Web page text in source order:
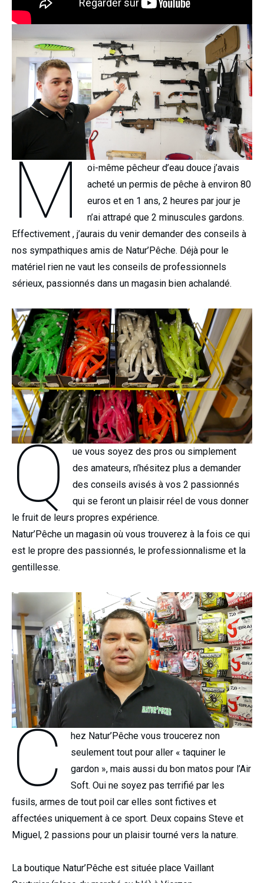
M
oi-même pêcheur d’eau douce j’avais
acheté un permis de pêche à environ 80
euros et en 1 ans, 2 heures par jour je
n’ai attrapé que 2 minuscules gardons.
Effectivement , j’aurais du venir demander des conseils à
nos sympathiques amis de Natur’Pêche. Déjà pour le
matériel rien ne vaut les conseils de professionnels
sérieux, passionnés dans un magasin bien achalandé.
Q
ue vous soyez des pros ou simplement
des amateurs, n’hésitez plus a demander
des conseils avisés à vos 2 passionnés
qui se feront un plaisir réel de vous donner
le fruit de leurs propres expérience.
Natur’Pêche un magasin où vous trouverez à la fois ce qui
est le propre des passionnés, le professionnalisme et la
gentillesse.
C
hez Natur’Pêche vous troucerez non
seulement tout pour aller « taquiner le
gardon », mais aussi du bon matos pour l’Air
Soft. Oui ne soyez pas terrifié par les
fusils, armes de tout poil car elles sont fictives et
affectées uniquement à ce sport. Deux copains Steve et
Miguel, 2 passions pour un plaisir tourné vers la nature.
La boutique Natur’Pêche est située place Vaillant